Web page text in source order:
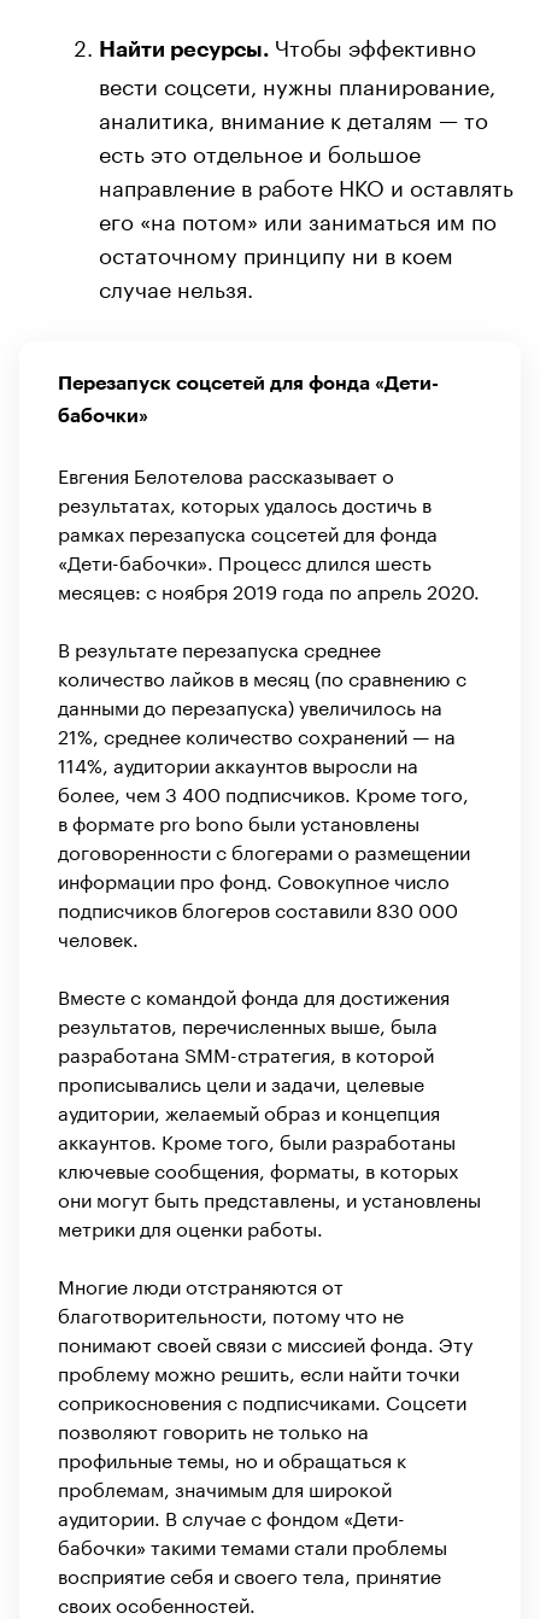
Найти ресурсы. Чтобы эффективно
вести соцсети, нужны планирование,
аналитика, внимание к деталям — то
есть это отдельное и большое
направление в работе НКО и оставлять
его «на потом» или заниматься им по
остаточному принципу ни в коем
случае нельзя.
Перезапуск соцсетей для фонда «Дети-
бабочки»
Евгения Белотелова рассказывает о
результатах, которых удалось достичь в
рамках перезапуска соцсетей для фонда
«Дети-бабочки». Процесс длился шесть
месяцев: с ноября 2019 года по апрель 2020.
В результате перезапуска среднее
количество лайков в месяц (по сравнению с
данными до перезапуска) увеличилось на
21%, среднее количество сохранений — на
114%, аудитории аккаунтов выросли на
более, чем 3 400 подписчиков. Кроме того,
в формате pro bono были установлены
договоренности с блогерами о размещении
информации про фонд. Совокупное число
подписчиков блогеров составили 830 000
человек.
Вместе с командой фонда для достижения
результатов, перечисленных выше, была
разработана SMM-стратегия, в которой
прописывались цели и задачи, целевые
аудитории, желаемый образ и концепция
аккаунтов. Кроме того, были разработаны
ключевые сообщения, форматы, в которых
они могут быть представлены, и установлены
метрики для оценки работы.
Многие люди отстраняются от
благотворительности, потому что не
понимают своей связи с миссией фонда. Эту
проблему можно решить, если найти точки
соприкосновения с подписчиками. Соцсети
позволяют говорить не только на
профильные темы, но и обращаться к
проблемам, значимым для широкой
аудитории. В случае с фондом «Дети-
бабочки» такими темами стали проблемы
восприятие себя и своего тела, принятие
своих особенностей.